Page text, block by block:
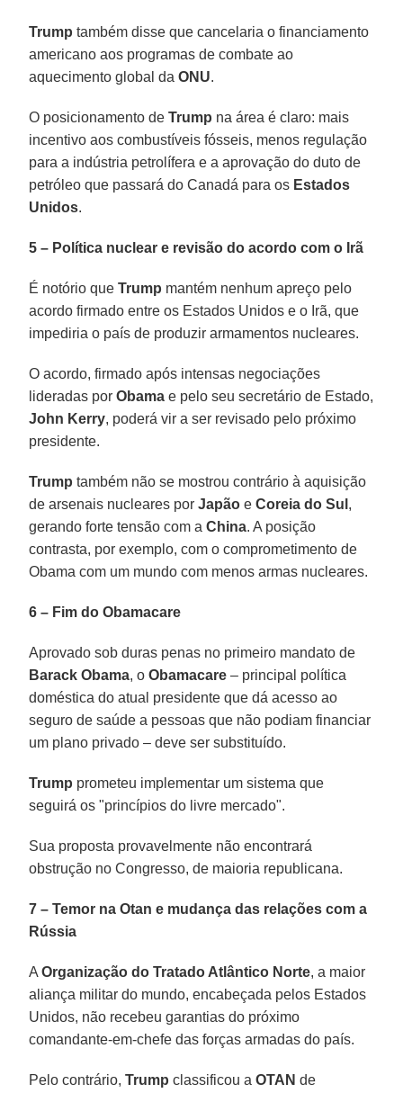
Trump também disse que cancelaria o financiamento
americano aos programas de combate ao
aquecimento global daONU.
O posicionamento deTrump na área é claro: mais
incentivo aos combustíveis fósseis, menos regulação
para a indústria petrolífera e a aprovação do duto de
petróleo que passará do Canadá para os Estados
Unidos.
5 – Política nuclear e revisão do acordo com o Irã
É notório queTrump mantém nenhum apreço pelo
acordo firmado entre os Estados Unidos e o Irã, que
impediria o país de produzir armamentos nucleares.
O acordo, firmado após intensas negociações
lideradas porObama e pelo seu secretário de Estado,
John Kerry, poderá vir a ser revisado pelo próximo
presidente.
Trump também não se mostrou contrário à aquisição
de arsenais nucleares porJapão eCoreia do Sul ,
gerando forte tensão com aChina. A posição
contrasta, por exemplo, com o comprometimento de
Obama com um mundo com menos armas nucleares.
6 – Fim do Obamacare
Aprovado sob duras penas no primeiro mandato de
Barack Obama, oObamacare – principal política
doméstica do atual presidente que dá acesso ao
seguro de saúde a pessoas que não podiam financiar
um plano privado – deve ser substituído.
Trump prometeu implementar um sistema que
seguirá os "princípios do livre mercado".
Sua proposta provavelmente não encontrará
obstrução no Congresso, de maioria republicana.
7 – Temor na Otan e mudança das relações com a
Rússia
AOrganização do Tratado Atlântico Norte, a maior
aliança militar do mundo, encabeçada pelos Estados
Unidos, não recebeu garantias do próximo
comandante-em-chefe das forças armadas do país.
Pelo contrário,Trump classificou aOTAN de